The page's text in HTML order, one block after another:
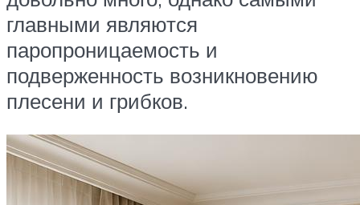
главными являются
паропроницаемость и
подверженность возникновению
плесени и грибков.